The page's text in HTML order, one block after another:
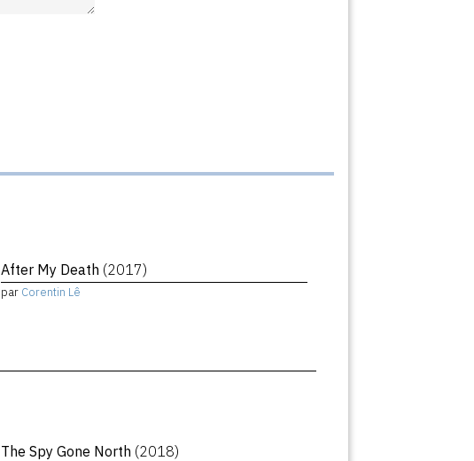
After My Death (2017)
par Corentin Lê
The Spy Gone North (2018)